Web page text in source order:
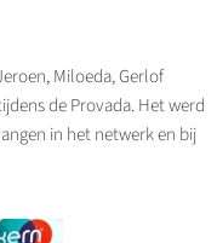
Miloeda, Gerlof
de Provada. Het werd
in het netwerk en bij